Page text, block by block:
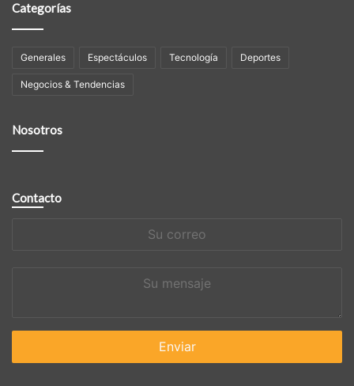
Categorías
Generales Espectáculos Tecnologí­a Deportes
Negocios & Tendencias
Nosotros
Contacto